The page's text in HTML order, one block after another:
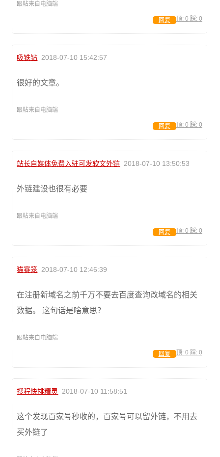
跟帖来自电脑端
顶: 0 踩: 0
回复
吸铁钻 2018-07-10 15:42:57
很好的文章。
跟帖来自电脑端
顶: 0 踩: 0
回复
站长自媒体免费入驻可发软文外链 2018-07-10 13:50:53
外链建设也很有必要
跟帖来自电脑端
顶: 0 踩: 0
回复
猫赛笼 2018-07-10 12:46:39
在注册新域名之前千万不要去百度查询改域名的相关
数据。 这句话是啥意思？
跟帖来自电脑端
顶: 0 踩: 0
回复
搜程快排精灵 2018-07-10 11:58:51
这个发现百家号秒收的，百家号可以留外链，不用去
买外链了